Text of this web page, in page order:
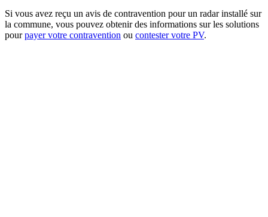
Si vous avez reçu un avis de contravention pour un radar installé sur
la commune, vous pouvez obtenir des informations sur les solutions
pourpayer votre contravention ou contester votre PV.